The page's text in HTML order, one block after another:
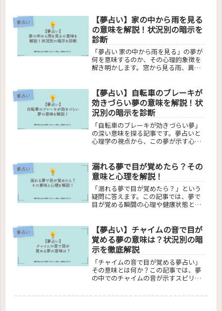
方を案内します。
夢占い
【夢占い】家の中から雨を見る
の意味を解説！状況別の暗示を
診断
「夢占い 家の中から雨を見る」の夢が
何を意味するのか、その心理的象徴を
解き明かします。窓から見る雨、異性
く解説。あなたの夢が示す幸運や潜在
的な悩みを理解し、心のバランスを取
り戻しましょう。読者が直面する心理
状態と対処法を簡潔に伝え、夢の背後
にある深い意味を探ります。
夢占い
【夢占い】自転車のブレーキが
効きづらい夢の意味を解説！状
況別の暗示を診断
「自転車のブレーキが効きづらい夢」
の深い意味を探る記事です。夢占いと
心理学の視点から、この夢が示す心理
もの、夢から得られる洞察とは何か？
スピリチュアルな解釈も含め、夢を通
じた自己理解と成長のヒントを提供し
ます。不安やストレスのサインを読み
解き、健康な心理状態への道を探る内
容です。
夢占い
溺れる夢で目が覚めたら？その
意味と心理を解説！
「溺れる夢で目が覚めたら？」という
疑問に答えます。この記事では、夢で
目が覚める瞬間の心理や健康状態との
と健康を理解する手がかりを提供しま
す。
夢占い
【夢占い】チャイムの音で目が
覚める夢の意味は？状況別の暗
示を徹底解説
「チャイムの音で目が覚める夢占い」
その意味とは何か？この記事では、夢
の中でのチャイムの音が示すスピリチ